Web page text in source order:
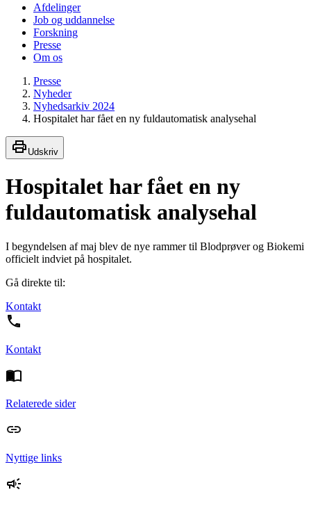
Afdelinger
Job og uddannelse
Forskning
Presse
Om os
Presse
Nyheder
Nyhedsarkiv 2024
Hospitalet har fået en ny fuldautomatisk analysehal
Udskriv
Hospitalet har fået en ny
fuldautomatisk analysehal
I begyndelsen af maj blev de nye rammer til Blodprøver og Biokemi
officielt indviet på hospitalet.
Gå direkte til:
Kontakt
Kontakt
Relaterede sider
Nyttige links